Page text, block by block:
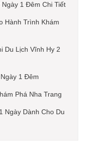
1 Đêm Chi Tiết
Hành Trình Khám
Du Lịch Vĩnh Hy 2
1 Đêm
Phá Nha Trang
Ngày Dành Cho Du